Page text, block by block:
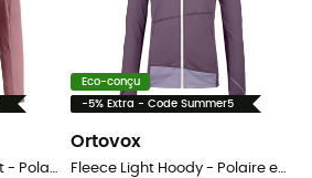
Fleece Light Grid Jacket - Polaire en laine mérinos femme
Eco-conçu
-5% Extra - Code Summer5
Ortovox
Fleece Light Hoody - Polaire en laine mérinos femme